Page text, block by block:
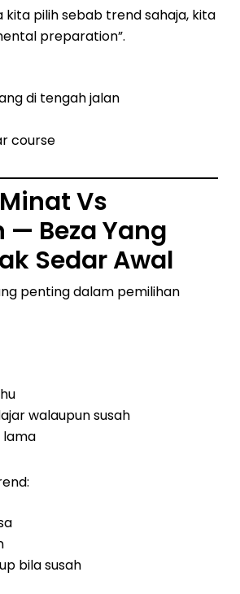
kita pilih sebab trend sahaja, kita
preparation”.
di tengah jalan
course
Vs
— Beza Yang
Sedar Awal
penting dalam pemilihan
walaupun susah
lama
bila susah